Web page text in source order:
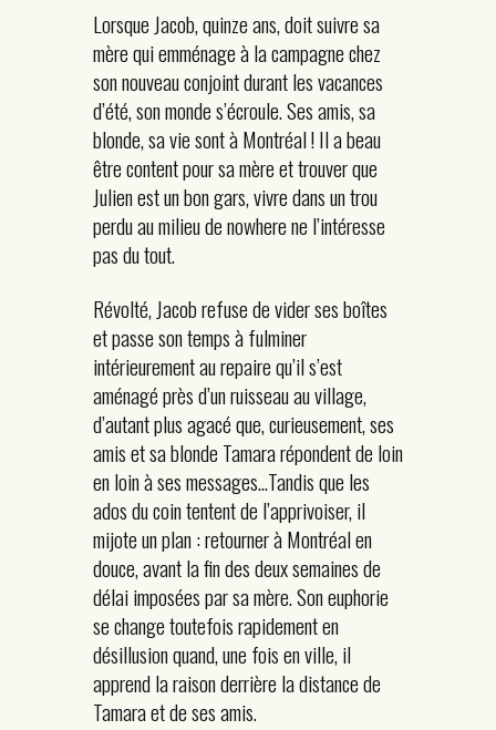
Lorsque Jacob, quinze ans, doit suivre sa
mère qui emménage à la campagne chez
son nouveau conjoint durant les vacances
d’été, son monde s’écroule. Ses amis, sa
blonde, sa vie sont à Montréal ! Il a beau
être content pour sa mère et trouver que
Julien est un bon gars, vivre dans un trou
perdu au milieu de nowhere ne l’intéresse
pas du tout.
Révolté, Jacob refuse de vider ses boîtes
et passe son temps à fulminer
intérieurement au repaire qu’il s’est
aménagé près d’un ruisseau au village,
d’autant plus agacé que, curieusement, ses
amis et sa blonde Tamara répondent de loin
en loin à ses messages…Tandis que les
ados du coin tentent de l’apprivoiser, il
mijote un plan : retourner à Montréal en
douce, avant la fin des deux semaines de
délai imposées par sa mère. Son euphorie
se change toutefois rapidement en
désillusion quand, une fois en ville, il
apprend la raison derrière la distance de
Tamara et de ses amis.